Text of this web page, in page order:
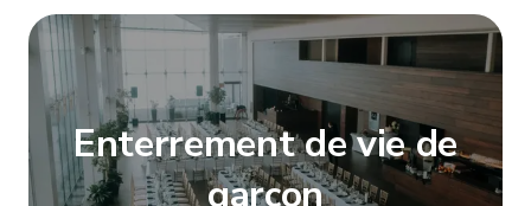
Enterrement de vie de
garçon